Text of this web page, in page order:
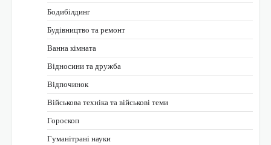
Бодибілдинг
Будівництво та ремонт
Ванна кімната
Відносини та дружба
Відпочинок
Військова техніка та військові теми
Гороскоп
Гуманітрані науки